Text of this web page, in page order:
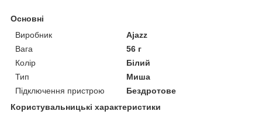
Основні
Виробник
Ajazz
Вага
56 г
Колір
Білий
Тип
Миша
Підключення пристрою
Бездротове
Користувальницькі характеристики